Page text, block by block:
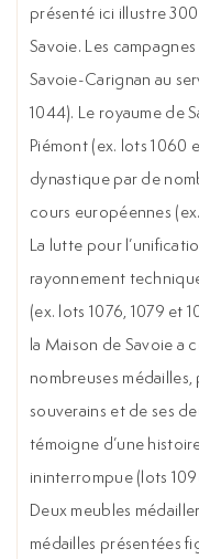
présenté ici illustre
Savoie. Les
Savoie-Carignan au
1044). Le royaume de
Piémont (ex. lots 1060
dynastique par de
cours européennes
La lutte pour
rayonnement
(ex. lots 1076, 1079 et
la Maison de Savoie a
nombreuses
souverains et de ses
témoigne d’une
ininterrompue (lots
Deux meubles
médailles présentées